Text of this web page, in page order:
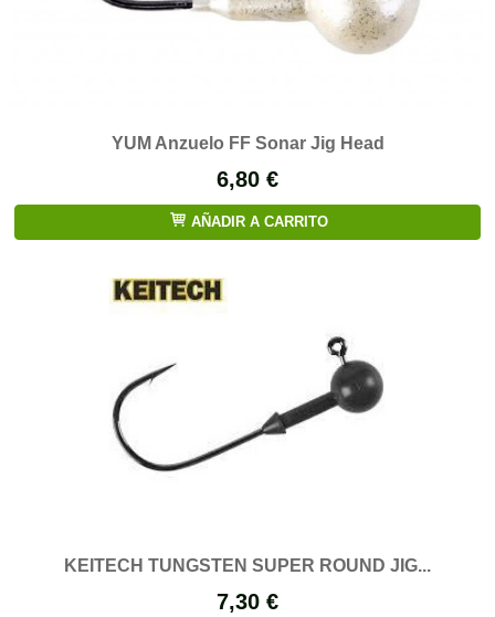
YUM Anzuelo FF Sonar Jig Head
6,80 €
AÑADIR A CARRITO
KEITECH TUNGSTEN SUPER ROUND JIG...
7,30 €